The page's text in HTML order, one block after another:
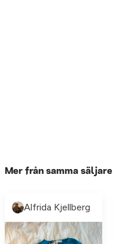
Mer från samma säljare
Alfrida Kjellberg